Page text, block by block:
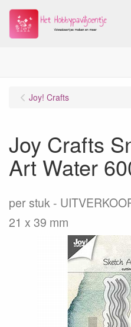
Joy! Crafts
Joy Crafts
Art Water
per stuk
21 x 39 mm